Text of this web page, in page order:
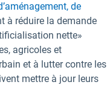
de
à réduire la demande
nette»
agricoles et
et à lutter contre les
mettre à jour leurs